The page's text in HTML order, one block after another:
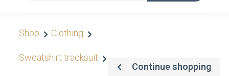
Shop Clothing
Sweatshirt tracksuit
Continue shopping